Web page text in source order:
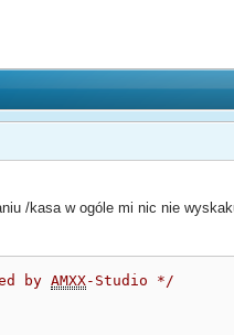
/kasa w ogóle mi nic nie
by AMXX-Studio */